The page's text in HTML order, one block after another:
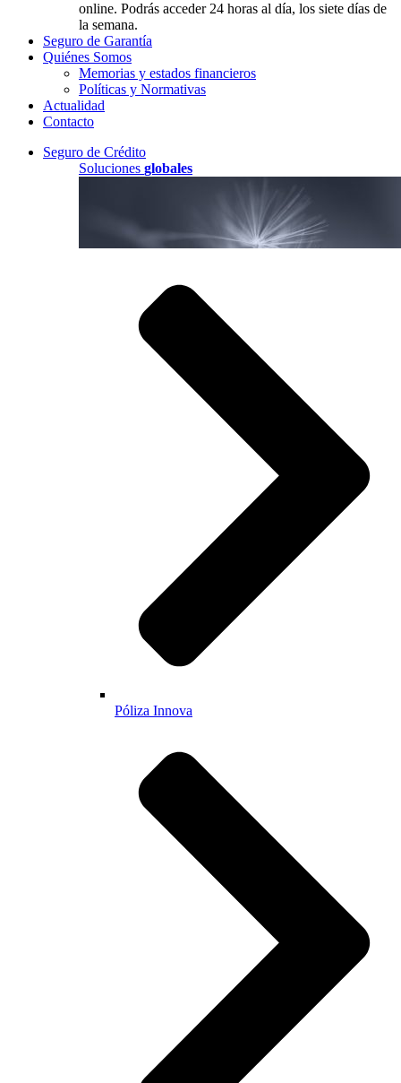
online. Podrás acceder 24 horas al día, los siete días de
la semana.
Seguro de Garantía
Quiénes Somos
Memorias y estados financieros
Políticas y Normativas
Actualidad
Contacto
Seguro de Crédito
Soluciones globales
Póliza Innova